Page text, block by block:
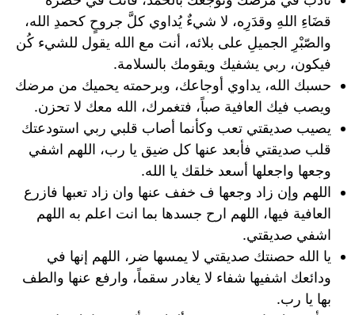
قضَاءِ اللهِ وقدَرِه، لا شيءٌ يُداوي كلَّ جروحٍ كحمدِ الله،
والصّبْرِ الجميلِ على بلائه، أنت مع الله يقول للشيء كُن
فيكون، ربي يشفيك ويقومك بالسلامة.
حسبك الله، يداوي أوجاعك، وبرحمته يحميك من مرضك
ويصب فيك العافية صباً، فتغمرك، الله معك لا تحزن.
يصيب صديقتي تعب وكأنما أصاب قلبي ربي استودعتك
قلب صديقتي فأبعد عنها كل ضيق يا رب، اللهم اشفي
وجعها واجعلها أسعد خلقك يا الله.
اللهم وإن زاد وجعها ف خفف عنها وان زاد تعبها فازرع
العافية فيها، اللهم ارح جسدها بما انت اعلم به اللهم
اشفي صديقتي.
يا الله حصنتك صديقتي لا يمسها ضر، اللهم إنها في
ودائعك اشفيها شفاء لا يغادر سقماً، وارفع عنها والطف
بها يا رب.